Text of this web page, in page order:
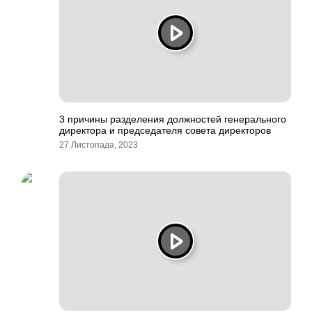
3 причины разделения должностей генерального
директора и председателя совета директоров
27 Листопада, 2023